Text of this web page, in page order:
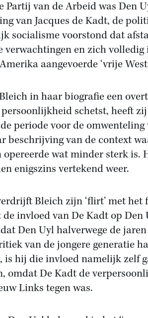
Partij van de Arbeid was Den
van Jacques de Kadt, de
socialisme voorstond dat
verwachtingen en zich
aangevoerde ‘vrije
in haar biografie een
schetst, heeft
periode voor de omwenteling
beschrijving van de context
opereerde wat minder sterk is.
enigszins vertekend weer.
Bleich zijn ‘flirt’ met het
invloed van De Kadt op Den
Den Uyl halverwege de
van de jongere generatie
is hij die invloed namelijk zelf
omdat De Kadt de
Links tegen was.